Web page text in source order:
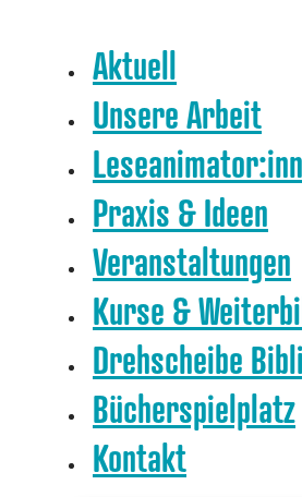
Aktuell
Unsere Arbeit
Praxis & Ideen
Veranstaltungen
Kurse &
Drehscheibe
Bücherspielplatz
Kontakt